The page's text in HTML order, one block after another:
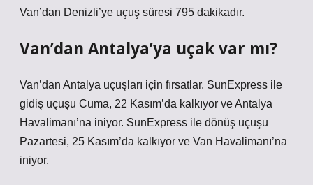
Van’dan Denizli’ye uçuş süresi 795 dakikadır.
Van’dan Antalya’ya uçak var mı?
Van’dan Antalya uçuşları için fırsatlar. SunExpress ile
gidiş uçuşu Cuma, 22 Kasım’da kalkıyor ve Antalya
Havalimanı’na iniyor. SunExpress ile dönüş uçuşu
Pazartesi, 25 Kasım’da kalkıyor ve Van Havalimanı’na
iniyor.